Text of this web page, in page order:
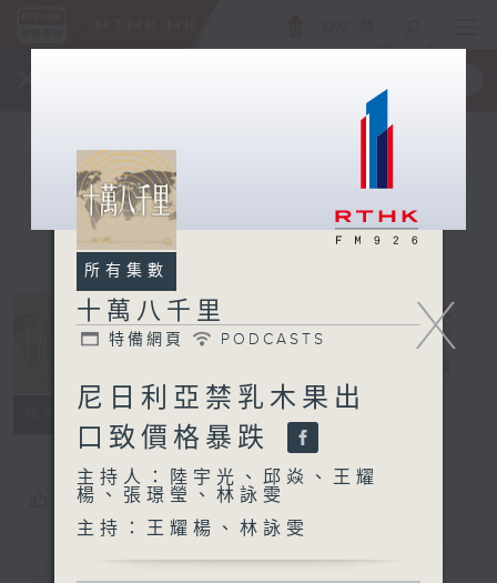
所有集數 特備網頁 PODCASTS
您喜歡這個節目嗎?
簡介 GIST
X
所有集數
十萬八千里
特備網頁 PODCASTS
尼日利亞禁乳木果出
口致價格暴跌
主持人：陸宇光、邱焱、王耀
楊、張璟瑩、林詠雯
主持：王耀楊、林詠雯